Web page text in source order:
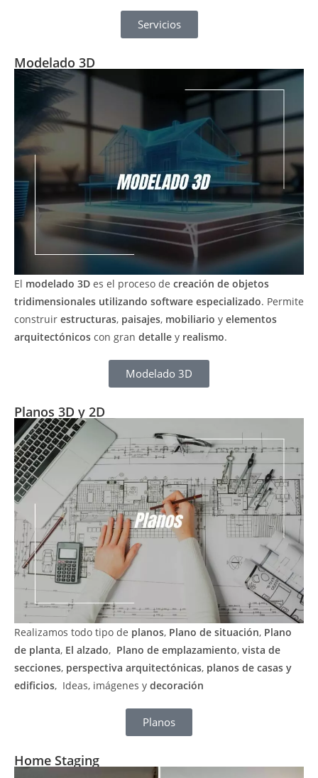
Servicios
Modelado 3D
El modelado 3D es el proceso de creación de objetos
tridimensionales utilizando software especializado. Permite
construir estructuras, paisajes, mobiliario y elementos
arquitectónicos con gran detalle y realismo.
Modelado 3D
Planos 3D y 2D
Realizamos todo tipo de planos, Plano de situación, Plano
de planta, El alzado, Plano de emplazamiento, vista de
secciones, perspectiva arquitectónicas, planos de casas y
edificios, Ideas, imágenes y decoración
Planos
Home Staging